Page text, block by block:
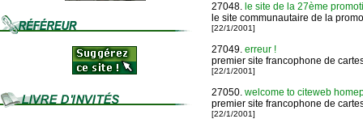
27048. le site de la 27ème
le site communautaire de la
[22/1/2001]
27049. erreur !
premier site francophone de
[22/1/2001]
27050. welcome to citeweb
premier site francophone de
[22/1/2001]